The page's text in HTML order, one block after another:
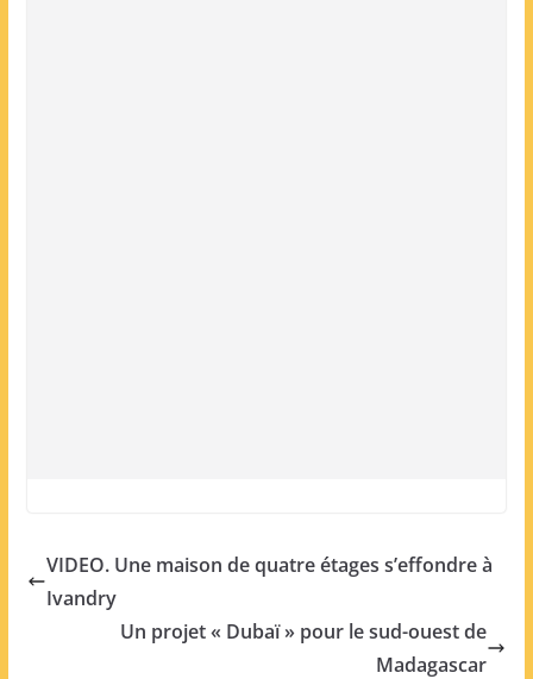
VIDEO. Une maison de quatre étages s’effondre à
Ivandry
Un projet « Dubaï » pour le sud-ouest de
Madagascar